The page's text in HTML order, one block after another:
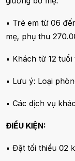
• Trẻ em từ 06
mẹ, phụ thu
• Khách từ 12
• Lưu ý: Loại
• Các dịch vụ
ĐIỀU KIỆN:
• Đặt tối thiểu 02